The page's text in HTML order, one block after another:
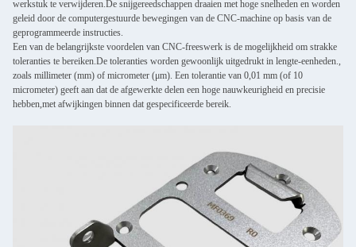
werkstuk te verwijderen.De snijgereedschappen draaien met hoge snelheden en worden
geleid door de computergestuurde bewegingen van de CNC-machine op basis van de
geprogrammeerde instructies.
Een van de belangrijkste voordelen van CNC-freeswerk is de mogelijkheid om strakke
toleranties te bereiken.De toleranties worden gewoonlijk uitgedrukt in lengte-eenheden.,
zoals millimeter (mm) of micrometer (μm). Een tolerantie van 0,01 mm (of 10
micrometer) geeft aan dat de afgewerkte delen een hoge nauwkeurigheid en precisie
hebben,met afwijkingen binnen dat gespecificeerde bereik.